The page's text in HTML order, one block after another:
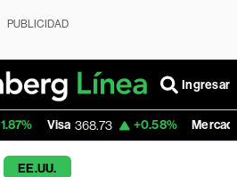
PUBLICIDAD
Ingresar
368.73 +0.58% MercadoLibre
EE.UU.